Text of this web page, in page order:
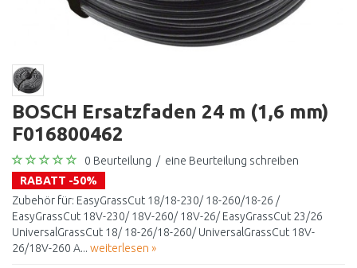
BOSCH Ersatzfaden 24 m (1,6 mm)
F016800462
0 Beurteilung / eine Beurteilung schreiben
RABATT -50%
Zubehör für: EasyGrassCut 18/18-230/ 18-260/18-26 /
EasyGrassCut 18V-230/ 18V-260/ 18V-26/ EasyGrassCut 23/26
UniversalGrassCut 18/ 18-26/18-260/ UniversalGrassCut 18V-
26/18V-260 A... weiterlesen »